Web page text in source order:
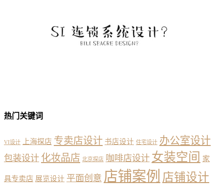
热门关键词
VI设计 上海探店 专卖店设计 书店设计 住宅设计 办公室设计
包装设计 化妆品店 北京探店 咖啡店设计 女装空间 家
具专卖店 展览设计 平面创意 店铺案例 店铺设计